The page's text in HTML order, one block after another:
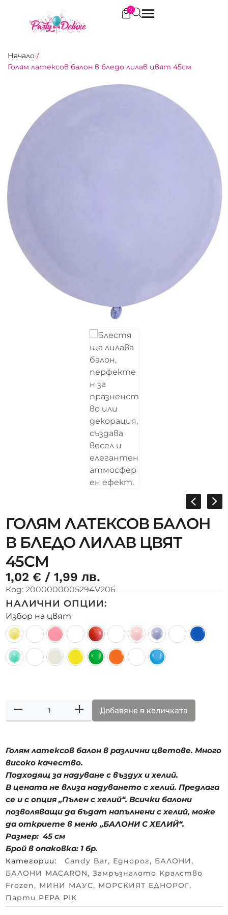
7
Начало /
Голям латексов балон в бледо лилав цвят 45см
ГОЛЯМ ЛАТЕКСОВ БАЛОН
В БЛЕДО ЛИЛАВ ЦВЯТ
45СМ
1,02 € / 1,99 лв.
Код: 2000000005294V206
НАЛИЧНИ ОПЦИИ:
Избор на цвят
Добавяне в количката
Голям латексов балон в различни цветове. Много
високо качество.
Подходящ за надуване с въздух и хелий.
В цената не влиза надуването с хелий. Предлага
се и с опция „Пълен с хелий“. Всички балони
позволяващи да бъдат напълнени с хелий, може
да откриете в меню „БАЛОНИ С ХЕЛИЙ“.
Размер: 45 см
Брой в опаковка: 1 бр.
Категории: Candy Bar, Eднорог, БАЛОНИ,
БАЛОНИ MACARON,Замръзналото Кралство
Frozen, МИНИ МАУС, МОРСКИЯТ ЕДНОРОГ,
Парти PEPA PIK